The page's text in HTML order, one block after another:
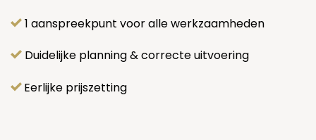
1 aanspreekpunt voor alle werkzaamheden
Duidelijke planning & correcte uitvoering
Eerlijke prijszetting